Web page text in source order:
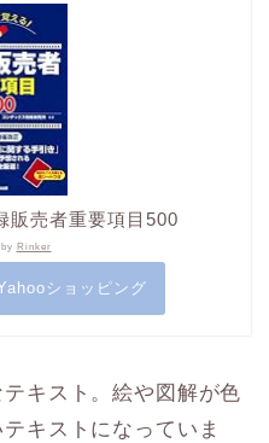
販売者重要項目500
Rinker
ショッピング
キスト。絵や図解が色
キストになっていま